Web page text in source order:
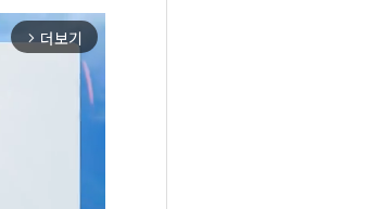
arrow_forward_ios 더보기